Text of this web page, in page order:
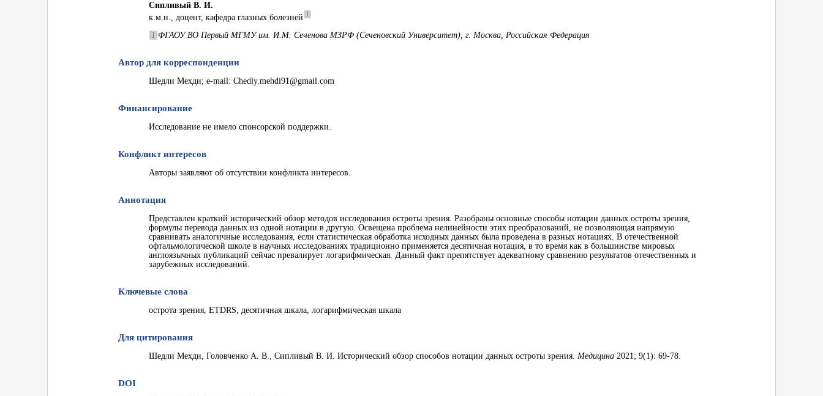
Сипливый В. И.
к.м.н., доцент, кафедра глазных болезней 1
1 ФГАОУ ВО Первый МГМУ им. И.М. Сеченова МЗРФ (Сеченовский Университет), г. Москва, Российская Федерация
Автор для корреспонденции
Шедли Мехди; e-mail: Chedly.mehdi91@gmail.com
Финансирование
Исследование не имело спонсорской поддержки.
Конфликт интересов
Авторы заявляют об отсутствии конфликта интересов.
Аннотация
Представлен краткий исторический обзор методов исследования остроты зрения. Разобраны основные способы нотации данных остроты зрения,
формулы перевода данных из одной нотации в другую. Освещена проблема нелинейности этих преобразований, не позволяющая напрямую
сравнивать аналогичные исследования, если статистическая обработка исходных данных была проведена в разных нотациях. В отечественной
офтальмологической школе в научных исследованиях традиционно применяется десятичная нотация, в то время как в большинстве мировых
англоязычных публикаций сейчас превалирует логарифмическая. Данный факт препятствует адекватному сравнению результатов отечественных и
зарубежных исследований.
Ключевые слова
острота зрения, ETDRS, десятичная шкала, логарифмическая шкала
Для цитирования
Шедли Мехди, Головченко А. В., Сипливый В. И. Исторический обзор способов нотации данных остроты зрения. Медицина 2021; 9(1): 69-78.
DOI